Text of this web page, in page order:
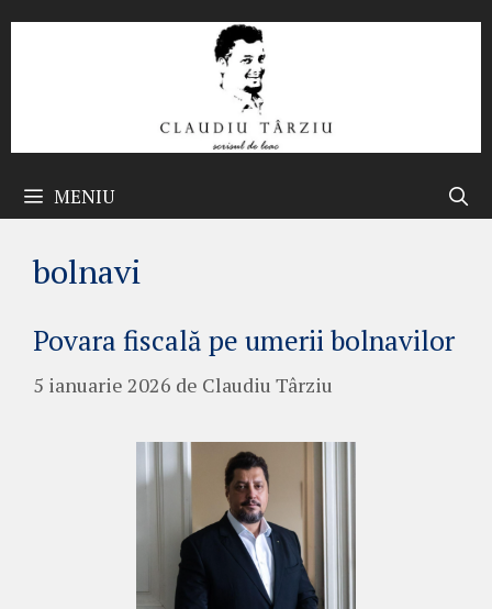
MENIU
bolnavi
Povara fiscală pe umerii bolnavilor
5 ianuarie 2026 de Claudiu Târziu